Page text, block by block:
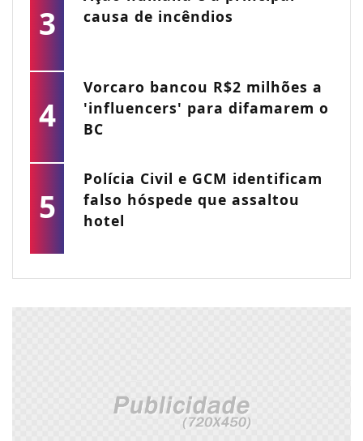
3
causa de incêndios
4
Vorcaro bancou R$2 milhões a
'influencers' para difamarem o
BC
5
Polícia Civil e GCM identificam
falso hóspede que assaltou
hotel